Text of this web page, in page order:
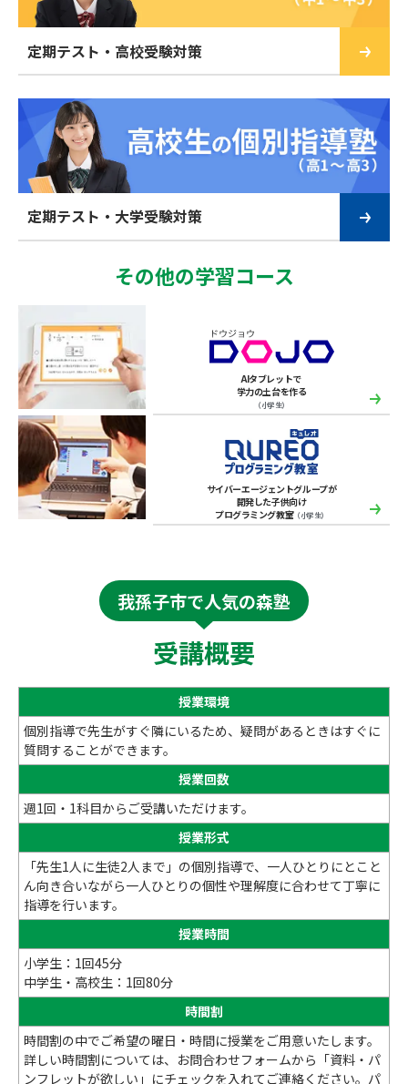
定期テスト・高校受験対策
定期テスト・大学受験対策
その他の学習コース
AIタブレットで
学力の土台を作る
（小学生）
サイバーエージェントグループが
開発した子供向け
プログラミング教室（小学生）
我孫子市で人気の森塾
受講概要
授業環境
個別指導で先生がすぐ隣にいるため、疑問があるときはすぐに
質問することができます。
授業回数
週1回・1科目からご受講いただけます。
授業形式
「先生1人に生徒2人まで」の個別指導で、一人ひとりにとこと
ん向き合いながら一人ひとりの個性や理解度に合わせて丁寧に
指導を行います。
授業時間
小学生：1回45分
中学生・高校生：1回80分
時間割
時間割の中でご希望の曜日・時間に授業をご用意いたします。
詳しい時間割については、お問合わせフォームから「資料・パ
ンフレットが欲しい」にチェックを入れてご連絡ください。パ